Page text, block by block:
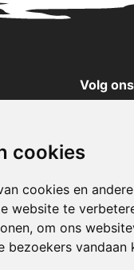
cookies
cookies en
website te
om ons
bezoekers vandaan
Volg
X